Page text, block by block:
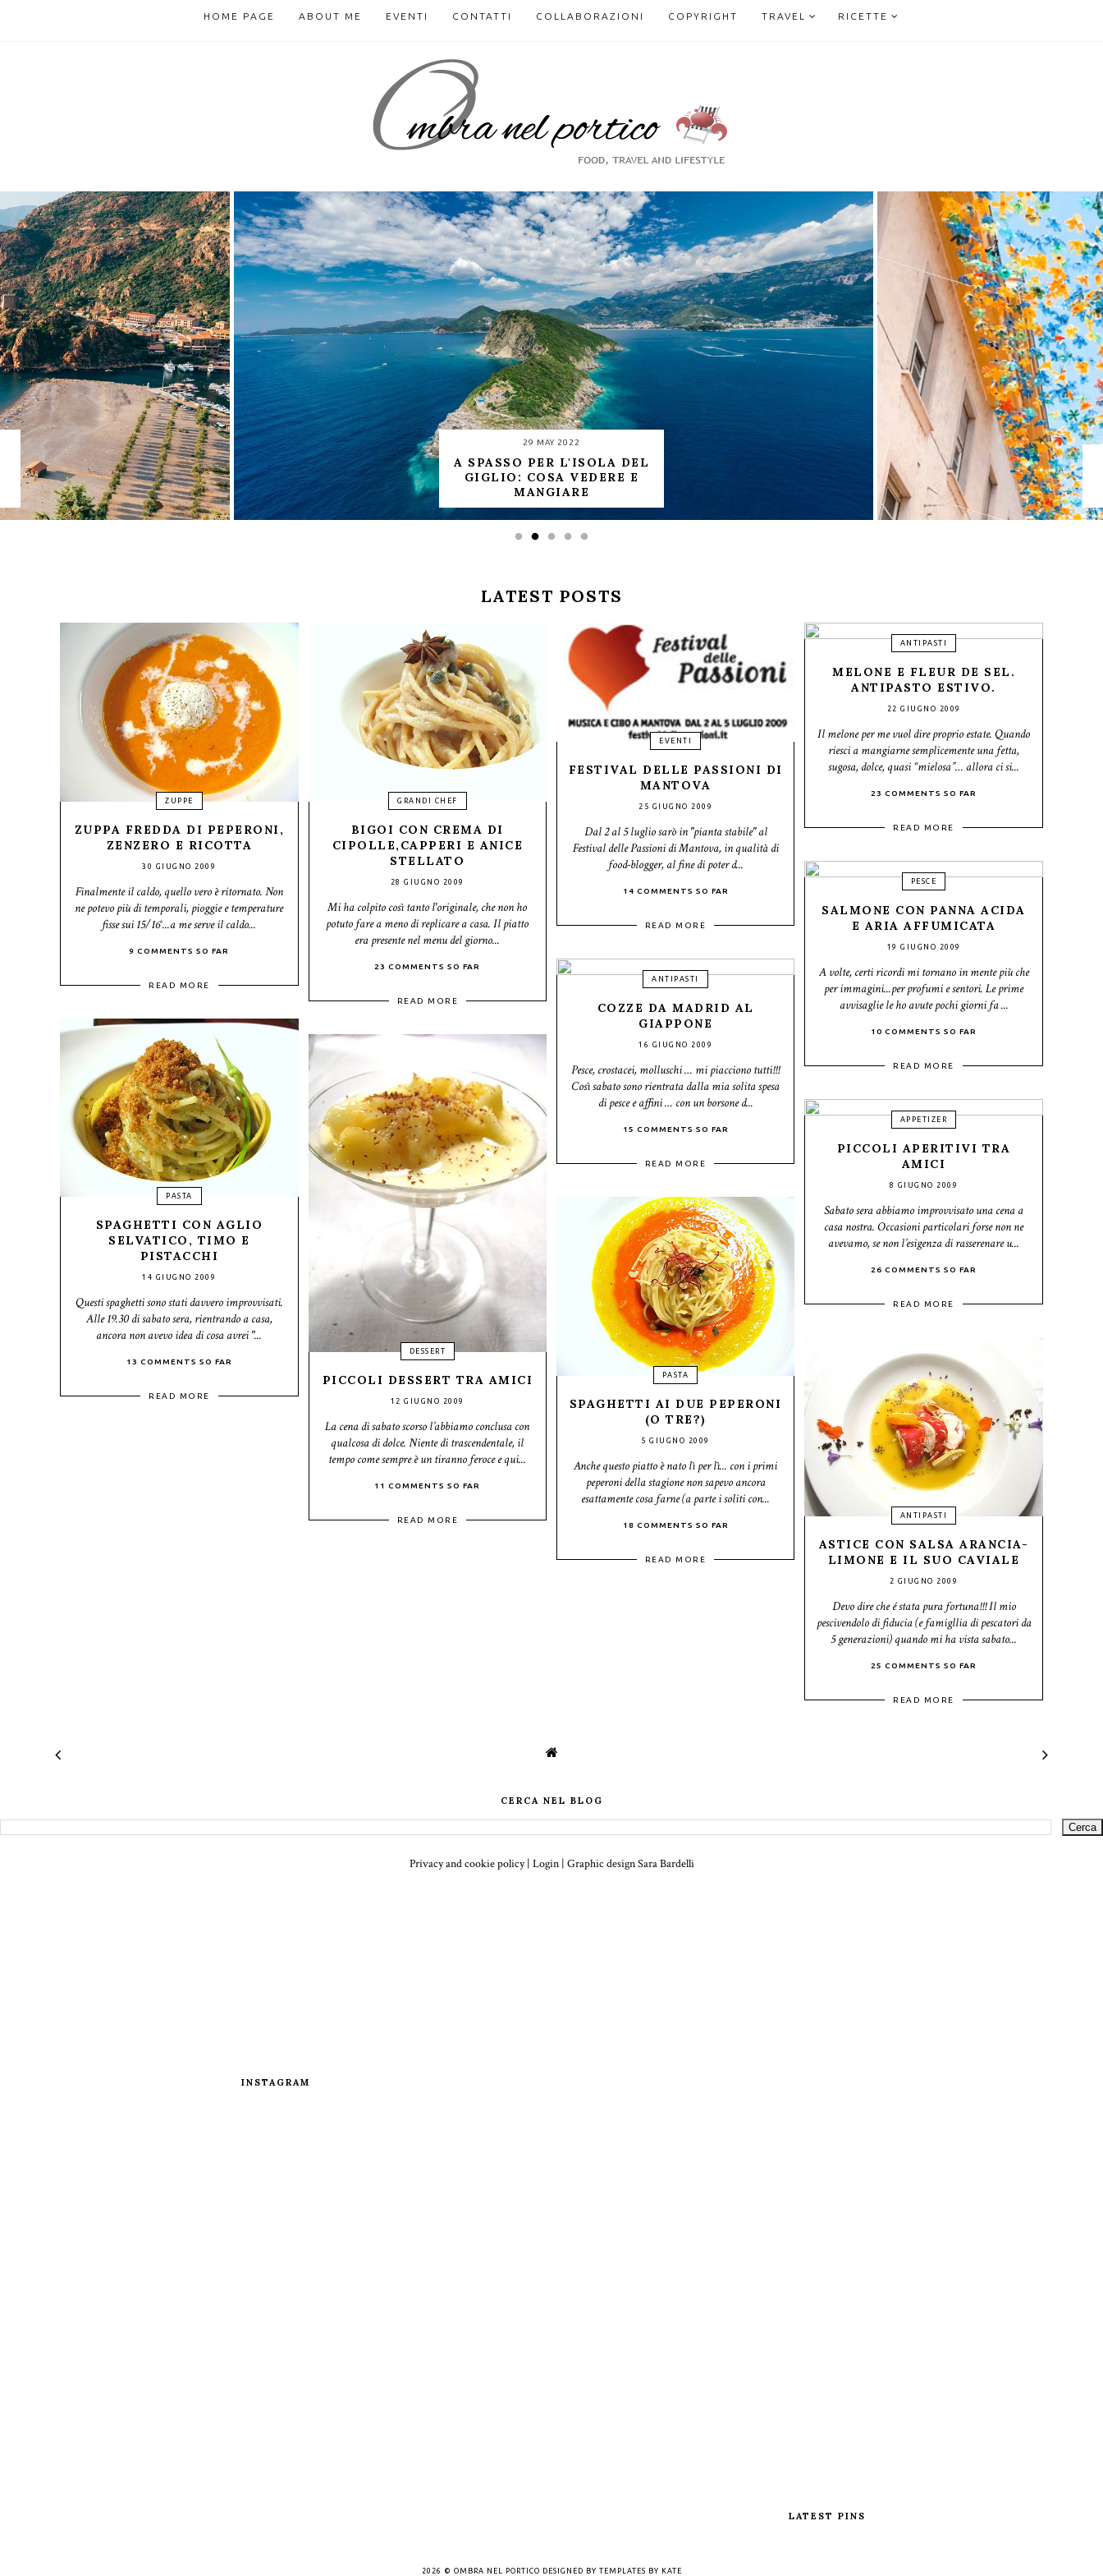
HOME PAGE ABOUT ME EVENTI CONTATTI COLLABORAZIONI COPYRIGHT TRAVEL RICETTE
29 MAY 2022
A SPASSO PER L'ISOLA DEL
GIGLIO: COSA VEDERE E
MANGIARE
LATEST POSTS
ZUPPE
ZUPPA FREDDA DI PEPERONI,
ZENZERO E RICOTTA
30 GIUGNO 2009
Finalmente il caldo, quello vero è ritornato. Non
ne potevo più di temporali, pioggie e temperature
fisse sui 15/16°...a me serve il caldo...
9 COMMENTS SO FAR
READ MORE
GRANDI CHEF
BIGOI CON CREMA DI
CIPOLLE,CAPPERI E ANICE
STELLATO
28 GIUGNO 2009
Mi ha colpito così tanto l'originale, che non ho
potuto fare a meno di replicare a casa. Il piatto
era presente nel menu del giorno...
23 COMMENTS SO FAR
READ MORE
EVENTI
FESTIVAL DELLE PASSIONI DI
MANTOVA
25 GIUGNO 2009
Dal 2 al 5 luglio sarò in "pianta stabile" al
Festival delle Passioni di Mantova, in qualità di
food-blogger, al fine di poter d...
14 COMMENTS SO FAR
READ MORE
ANTIPASTI
MELONE E FLEUR DE SEL.
ANTIPASTO ESTIVO.
22 GIUGNO 2009
Il melone per me vuol dire proprio estate. Quando
riesci a mangiarne semplicemente una fetta,
sugosa, dolce, quasi “mielosa”… allora ci si...
23 COMMENTS SO FAR
READ MORE
PESCE
SALMONE CON PANNA ACIDA
E ARIA AFFUMICATA
19 GIUGNO 2009
A volte, certi ricordi mi tornano in mente più che
per immagini...per profumi e sentori. Le prime
avvisaglie le ho avute pochi giorni fa ...
10 COMMENTS SO FAR
READ MORE
ANTIPASTI
COZZE DA MADRID AL
GIAPPONE
16 GIUGNO 2009
Pesce, crostacei, molluschi … mi piacciono tutti!!!
Così sabato sono rientrata dalla mia solita spesa
di pesce e affini … con un borsone d...
15 COMMENTS SO FAR
READ MORE
PASTA
SPAGHETTI CON AGLIO
SELVATICO, TIMO E
PISTACCHI
14 GIUGNO 2009
Questi spaghetti sono stati davvero improvvisati.
Alle 19.30 di sabato sera, rientrando a casa,
ancora non avevo idea di cosa avrei "...
13 COMMENTS SO FAR
READ MORE
DESSERT
PICCOLI DESSERT TRA AMICI
12 GIUGNO 2009
La cena di sabato scorso l’abbiamo conclusa con
qualcosa di dolce. Niente di trascendentale, il
tempo come sempre è un tiranno feroce e qui...
11 COMMENTS SO FAR
READ MORE
APPETIZER
PICCOLI APERITIVI TRA
AMICI
8 GIUGNO 2009
Sabato sera abbiamo improvvisato una cena a
casa nostra. Occasioni particolari forse non ne
avevamo, se non l’esigenza di rasserenare u...
26 COMMENTS SO FAR
READ MORE
PASTA
SPAGHETTI AI DUE PEPERONI
(O TRE?)
5 GIUGNO 2009
Anche questo piatto è nato lì per lì... con i primi
peperoni della stagione non sapevo ancora
esattamente cosa farne (a parte i soliti con...
18 COMMENTS SO FAR
READ MORE
ANTIPASTI
ASTICE CON SALSA ARANCIA-
LIMONE E IL SUO CAVIALE
2 GIUGNO 2009
Devo dire che é stata pura fortuna!!! Il mio
pescivendolo di fiducia (e famigllia di pescatori da
5 generazioni) quando mi ha vista sabato...
25 COMMENTS SO FAR
READ MORE
CERCA NEL BLOG
Privacy and cookie policy| Login| Graphic designSara Bardelli
INSTAGRAM
LATEST PINS
2026 © OMBRA NEL PORTICO DESIGNED BY TEMPLATES BY KATE